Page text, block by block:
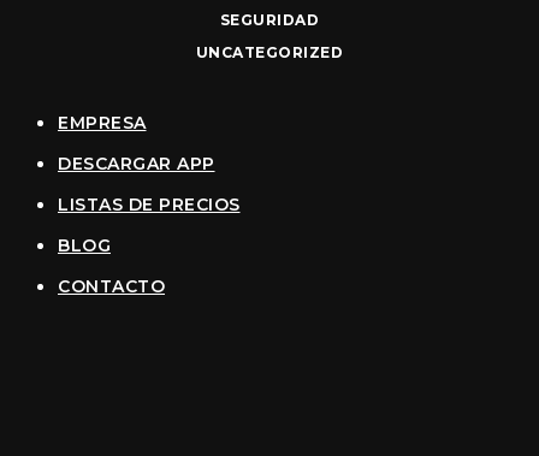
SEGURIDAD
UNCATEGORIZED
EMPRESA
DESCARGAR APP
LISTAS DE PRECIOS
BLOG
CONTACTO